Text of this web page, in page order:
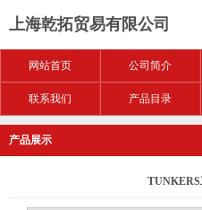
上海乾拓贸易有限公司
网站首页 公司简介
联系我们 产品目录
产品展示